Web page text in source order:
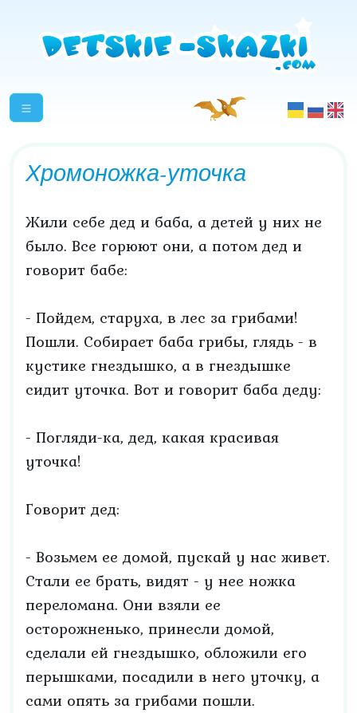
Хромоножка-уточка
Жили себе дед и баба, а детей у них не
было. Все горюют они, а потом дед и
говорит бабе:
- Пойдем, старуха, в лес за грибами!
Пошли. Собирает баба грибы, глядь - в
кустике гнездышко, а в гнездышке
сидит уточка. Вот и говорит баба деду:
- Погляди-ка, дед, какая красивая
уточка!
Говорит дед:
- Возьмем ее домой, пускай у нас живет.
Стали ее брать, видят - у нее ножка
переломана. Они взяли ее
осторожненько, принесли домой,
сделали ей гнездышко, обложили его
перышками, посадили в него уточку, а
сами опять за грибами пошли.